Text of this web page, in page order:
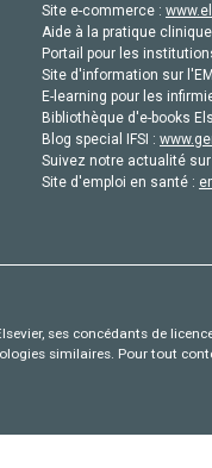
Site e-commerce :
Aide à la pratique
Portail pour les
Site d'information sur
E-learning pour les
Bibliothèque d'e-books
Blog special IFSI :
Suivez notre actualité
Site d'emploi en santé :
ses concédants de
similaires. Pour tout